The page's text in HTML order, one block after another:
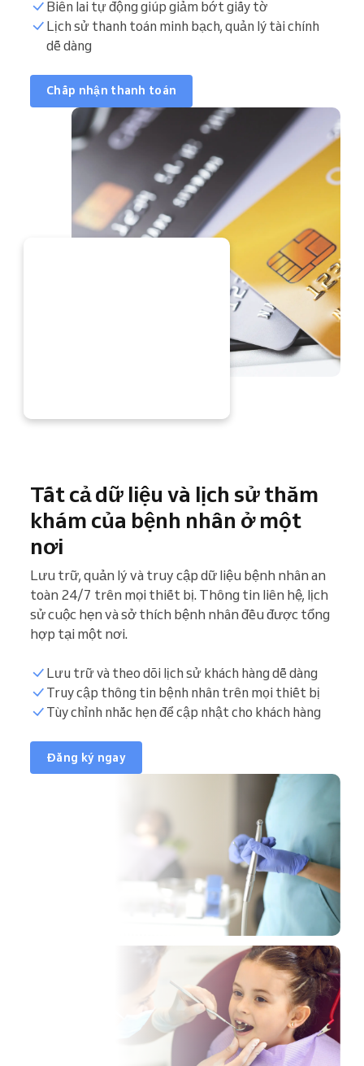
Biên lai tự động giúp giảm bớt giấy tờ
Lịch sử thanh toán minh bạch, quản lý tài chính
dễ dàng
Chấp nhận thanh toán
Tất cả dữ liệu và lịch sử thăm
khám của bệnh nhân ở một
nơi
Lưu trữ, quản lý và truy cập dữ liệu bệnh nhân an
toàn 24/7 trên mọi thiết bị. Thông tin liên hệ, lịch
sử cuộc hẹn và sở thích bệnh nhân đều được tổng
hợp tại một nơi.
Lưu trữ và theo dõi lịch sử khách hàng dễ dàng
Truy cập thông tin bệnh nhân trên mọi thiết bị
Tùy chỉnh nhắc hẹn để cập nhật cho khách hàng
Đăng ký ngay